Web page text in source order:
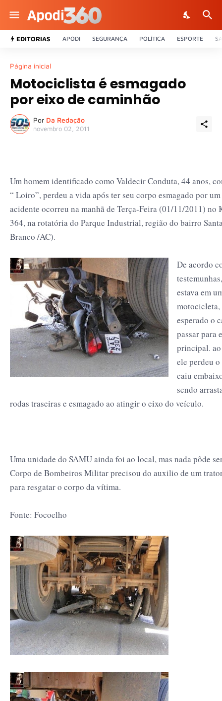
EDITORIAS APODI SEGURANÇA POLÍTICA ESPORTE
Página inicial
Motociclista é esmagado
por eixo de caminhão
Por Da Redação
novembro 02, 2011
Um homem identificado como Valdecir Conduta, 44 anos,
“ Loiro”, perdeu a vida após ter seu corpo esmagado por
acidente ocorreu na manhã de Terça-Feira (01/11/2011) no
364, na rotatória do Parque Industrial, região do bairro
Branco /AC).
De acordo
estava em
esperado o
passar para
principal.
ele perdeu
caiu
sendo
rodas traseiras e esmagado ao atingir o eixo do veículo.
Uma unidade do SAMU ainda foi ao local, mas nada pôde
Corpo de Bombeiros Militar precisou do auxilio de um
para resgatar o corpo da vítima.
Fonte: Focoelho